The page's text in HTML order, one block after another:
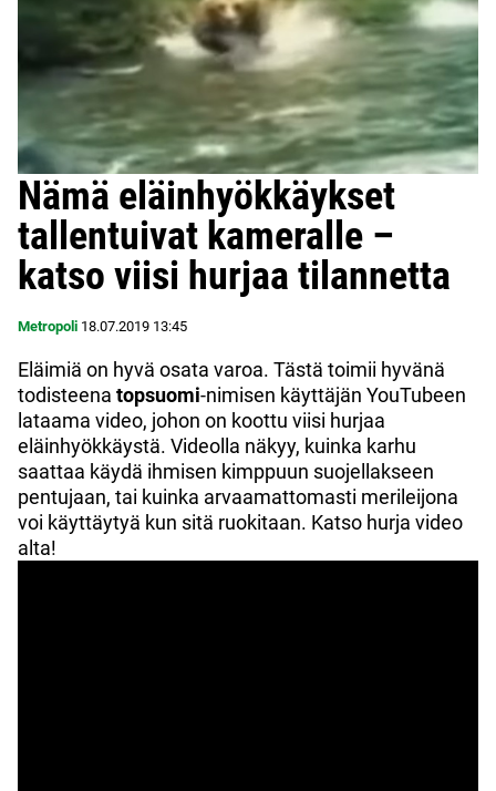
Nämä eläinhyökkäykset
tallentuivat kameralle –
katso viisi hurjaa tilannetta
Metropoli 18.07.2019 13:45
Eläimiä on hyvä osata varoa. Tästä toimii hyvänä
todisteena topsuomi-nimisen käyttäjän YouTubeen
lataama video, johon on koottu viisi hurjaa
eläinhyökkäystä. Videolla näkyy, kuinka karhu
saattaa käydä ihmisen kimppuun suojellakseen
pentujaan, tai kuinka arvaamattomasti merileijona
voi käyttäytyä kun sitä ruokitaan. Katso hurja video
alta!